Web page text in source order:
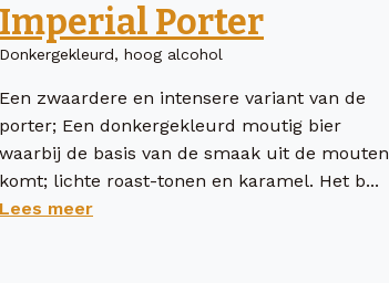
Imperial Porter
Donkergekleurd, hoog alcohol
Een zwaardere en intensere variant van de
porter; Een donkergekleurd moutig bier
waarbij de basis van de smaak uit de mouten
komt; lichte roast-tonen en karamel. Het b...
Lees meer